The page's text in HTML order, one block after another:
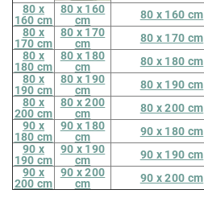
80 x
160 cm
80 x 160
cm
80 x 160 cm
80 x
170 cm
80 x 170
cm
80 x 170 cm
80 x
180 cm
80 x 180
cm
80 x 180 cm
80 x
190 cm
80 x 190
cm
80 x 190 cm
80 x
200 cm
80 x 200
cm
80 x 200 cm
90 x
180 cm
90 x 180
cm
90 x 180 cm
90 x
190 cm
90 x 190
cm
90 x 190 cm
90 x
200 cm
90 x 200
cm
90 x 200 cm